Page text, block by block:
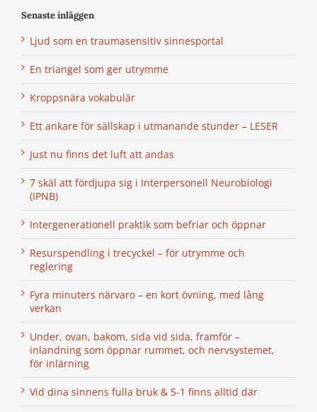
Senaste inläggen
Ljud som en traumasensitiv sinnesportal
En triangel som ger utrymme
Kroppsnära vokabulär
Ett ankare för sällskap i utmanande stunder – LESER
Just nu finns det luft att andas
7 skäl att fördjupa sig i Interpersonell Neurobiologi
(IPNB)
Intergenerationell praktik som befriar och öppnar
Resurspendling i trecyckel – för utrymme och
reglering
Fyra minuters närvaro – en kort övning, med lång
verkan
Under, ovan, bakom, sida vid sida, framför –
inlandning som öppnar rummet, och nervsystemet,
för inlärning
Vid dina sinnens fulla bruk & 5-1 finns alltid där